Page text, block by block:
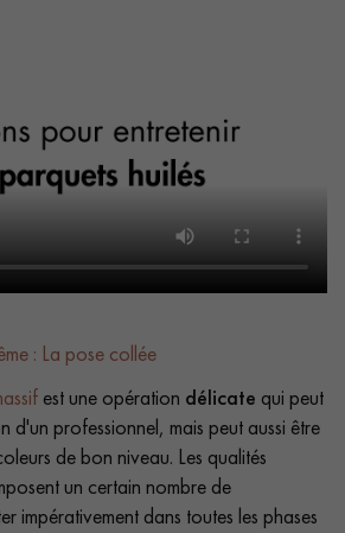
: La pose collée
est une opération délicate qui peut
d'un professionnel, mais peut aussi être
de bon niveau. Les qualités
un certain nombre de
impérativement dans toutes les phases